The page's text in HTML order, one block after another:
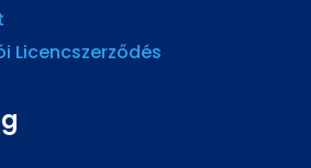
Licencszerződés